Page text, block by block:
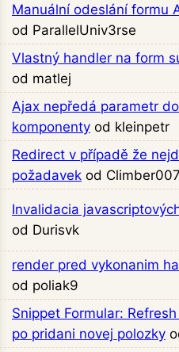
Manuální odeslání formu
od ParallelUniv3rse
Vlastný handler na form
od matlej
Ajax nepředá parametr
komponenty od kleinpetr
Redirect v případě že
požadavek od Climber007
Invalidacia
od Durisvk
render pred vykonanim
od poliak9
Snippet Formular:
po pridani novej polozky